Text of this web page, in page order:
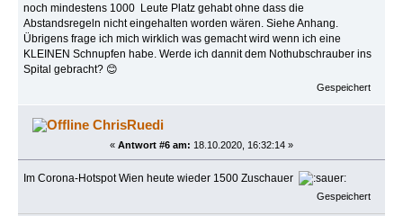
noch mindestens 1000 Leute Platz gehabt ohne dass die
Abstandsregeln nicht eingehalten worden wären. Siehe Anhang.
Übrigens frage ich mich wirklich was gemacht wird wenn ich eine
KLEINEN Schnupfen habe. Werde ich dannit dem Nothubschrauber ins
Spital gebracht? 😊
Gespeichert
ChrisRuedi
« Antwort #6 am: 18.10.2020, 16:32:14 »
Im Corona-Hotspot Wien heute wieder 1500 Zuschauer
Gespeichert